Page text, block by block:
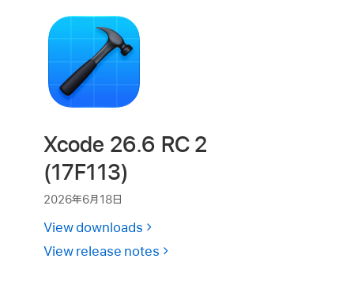
Xcode 26.6 RC 2
(17F113)
2026年6月18日
View downloads
View release notes